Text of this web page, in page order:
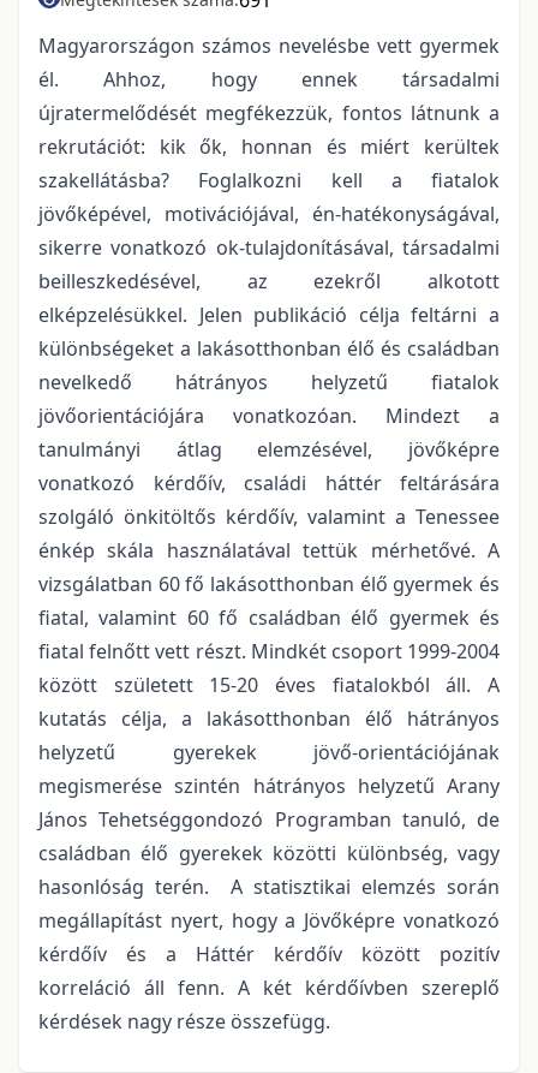
Magyarországon számos nevelésbe vett gyermek
él. Ahhoz, hogy ennek társadalmi
újratermelődését megfékezzük, fontos látnunk a
rekrutációt: kik ők, honnan és miért kerültek
szakellátásba? Foglalkozni kell a fiatalok
jövőképével, motivációjával, én-hatékonyságával,
sikerre vonatkozó ok-tulajdonításával, társadalmi
beilleszkedésével, az ezekről alkotott
elképzelésükkel. Jelen publikáció célja feltárni a
különbségeket a lakásotthonban élő és családban
nevelkedő hátrányos helyzetű fiatalok
jövőorientációjára vonatkozóan. Mindezt a
tanulmányi átlag elemzésével, jövőképre
vonatkozó kérdőív, családi háttér feltárására
szolgáló önkitöltős kérdőív, valamint a Tenessee
énkép skála használatával tettük mérhetővé. A
vizsgálatban 60 fő lakásotthonban élő gyermek és
fiatal, valamint 60 fő családban élő gyermek és
fiatal felnőtt vett részt. Mindkét csoport 1999-2004
között született 15-20 éves fiatalokból áll. A
kutatás célja, a lakásotthonban élő hátrányos
helyzetű gyerekek jövő-orientációjának
megismerése szintén hátrányos helyzetű Arany
János Tehetséggondozó Programban tanuló, de
családban élő gyerekek közötti különbség, vagy
hasonlóság terén. A statisztikai elemzés során
megállapítást nyert, hogy a Jövőképre vonatkozó
kérdőív és a Háttér kérdőív között pozitív
korreláció áll fenn. A két kérdőívben szereplő
kérdések nagy része összefügg.